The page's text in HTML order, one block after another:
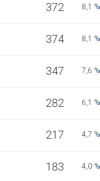
372 8,1 %
374 8,1 %
347 7,6 %
282 6,1 %
217 4,7 %
183 4,0 %